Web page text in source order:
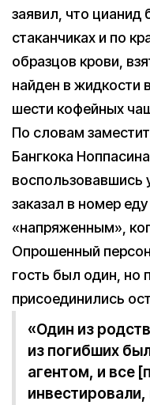
заявил, что цианид
стаканчиках и по
образцов крови,
найден в жидкости
шести кофейных
По словам
Бангкока
воспользовавшись
заказал в номер
«напряженным»,
Опрошенный
гость был один, но
присоединились
«Один из
из погибших
агентом, и все
инвестировали,